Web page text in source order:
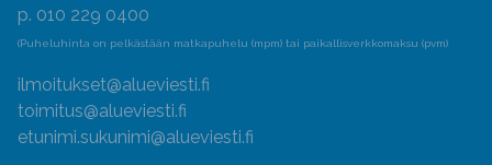
p. 010 229 0400
(Puheluhinta on pelkästään matkapuhelu (mpm) tai paikallisverkkomaksu (pvm)
ilmoitukset@alueviesti.fi
toimitus@alueviesti.fi
etunimi.sukunimi@alueviesti.fi